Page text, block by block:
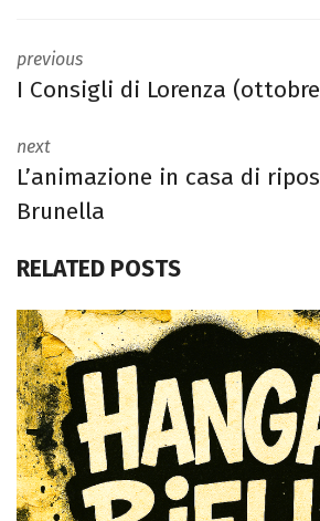
previous
I Consigli di Lorenza
next
L’animazione in casa di
Brunella
RELATED POSTS